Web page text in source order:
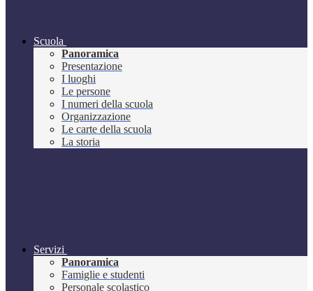
Scuola
Panoramica
Presentazione
I luoghi
Le persone
I numeri della scuola
Organizzazione
Le carte della scuola
La storia
Servizi
Panoramica
Famiglie e studenti
Personale scolastico